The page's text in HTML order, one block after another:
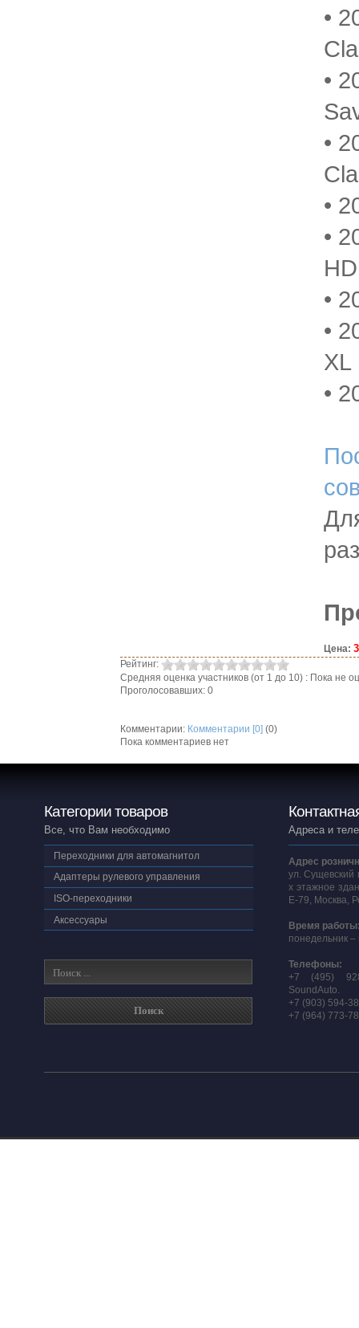
•
•
•
•
•
HD
•
•
XL
•
Цена:
Рейтинг:
Средняя оценка участников (от 1 до 10) : Пока не
Проголосовавших: 0
Комментарии: Комментарии [0] (0)
Пока комментариев нет
Категории товаров
Все, что Вам необходимо
Переходники для автомагнитол
Адаптеры рулевого управления
ISO-переходники
Аксессуары
Адреса и
Адрес
ул. Сущевский
х этажное
E-79, Москва,
Время
понедельник –
Телефоны:
+7 (495)
SoundAuto.
+7 (903) 594-
+7 (964) 773-